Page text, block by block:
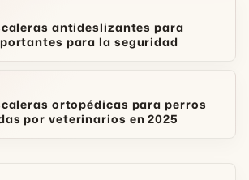
antideslizantes para
para la seguridad
ortopédicas para perros
por veterinarios en 2025